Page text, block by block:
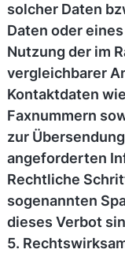
solcher Daten
Daten oder
Nutzung der im
vergleichbarer
Kontaktdaten
Faxnummern
zur
angeforderten
Rechtliche
sogenannten
dieses Verbot
5.